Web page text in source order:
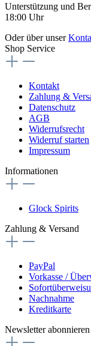
Unterstützung und
18:00 Uhr
Oder über unser
Shop Service
Kontakt
Zahlung &
Datenschutz
AGB
Widerrufsrecht
Widerruf starten
Impressum
Informationen
Glock Spirits
Zahlung & Versand
PayPal
Vorkasse /
Nachnahme
Kreditkarte
Newsletter